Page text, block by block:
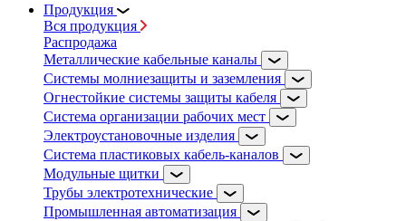
Продукция
Вся продукция
Распродажа
Металлические кабельные каналы
Системы молниезащиты и заземления
Огнестойкие системы защиты кабеля
Система организации рабочих мест
Электроустановочные изделия
Система пластиковых кабель-каналов
Модульные щитки
Трубы электротехнические
Промышленная автоматизация